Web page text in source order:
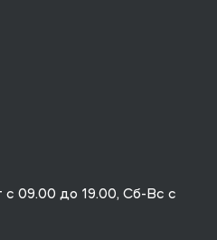
09.00 до 19.00, Сб-Вс с